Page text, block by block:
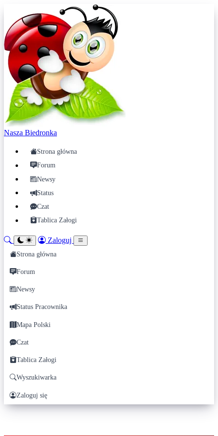
Nasza Biedronka
Strona główna
Forum
Newsy
Status
Czat
Tablica Załogi
Zaloguj
Strona główna
Forum
Newsy
Status Pracownika
Mapa Polski
Czat
Tablica Załogi
Wyszukiwarka
Zaloguj się